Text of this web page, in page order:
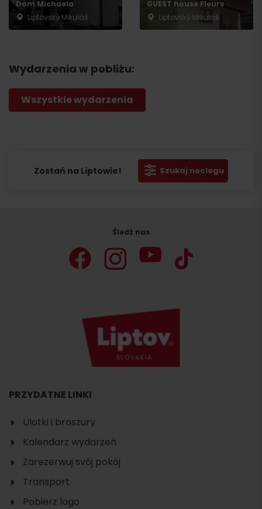
Dom Michaela
Liptovský Mikuláš
GUEST house Fleurs
Liptovský Mikuláš
Wydarzenia w pobliżu:
Wszystkie wydarzenia
Zostań na Liptowie! Szukaj noclegu
Śledź nas
PRZYDATNE LINKI
Ulotki i broszury
Kalendarz wydarzeń
Zarezerwuj svój pokój
Transport
Pobierz logo